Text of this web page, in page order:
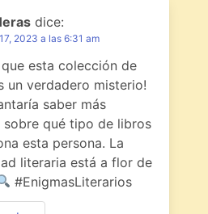
dice:
2023 a las 6:31 am
que esta colección de
un verdadero misterio!
saber más
sobre qué tipo de libros
esta persona. La
literaria está a flor de
#EnigmasLiterarios